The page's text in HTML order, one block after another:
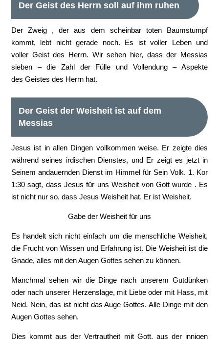
Der Geist des Herrn soll auf ihm ruhen
Der Zweig , der aus dem scheinbar toten Baumstumpf
kommt, lebt nicht gerade noch. Es ist voller Leben und
voller Geist des Herrn. Wir sehen hier, dass der Messias
sieben – die Zahl der Fülle und Vollendung – Aspekte
des Geistes des Herrn hat.
Der Geist der Weisheit ist auf dem
Messias
Jesus ist in allen Dingen vollkommen weise. Er zeigte dies
während seines irdischen Dienstes, und Er zeigt es jetzt in
Seinem andauernden Dienst im Himmel für Sein Volk. 1. Kor
1:30 sagt, dass Jesus für uns Weisheit von Gott wurde . Es
ist nicht nur so, dass Jesus Weisheit hat. Er ist Weisheit.
Gabe der Weisheit für uns
Es handelt sich nicht einfach um die menschliche Weisheit,
die Frucht von Wissen und Erfahrung ist. Die Weisheit ist die
Gnade, alles mit den Augen Gottes sehen zu können.
Manchmal sehen wir die Dinge nach unserem Gutdünken
oder nach unserer Herzenslage, mit Liebe oder mit Hass, mit
Neid. Nein, das ist nicht das Auge Gottes. Alle Dinge mit den
Augen Gottes sehen.
Dies kommt aus der Vertrautheit mit Gott, aus der innigen